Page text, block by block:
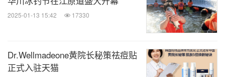
2025-01-13 15:42 17330
Dr.Wellmadeone黄院长秘策祛痘贴
正式入驻天猫